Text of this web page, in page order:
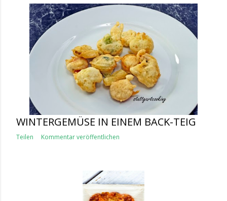
WINTERGEMÜSE IN EINEM BACK-TEIG
Teilen Kommentar veröffentlichen